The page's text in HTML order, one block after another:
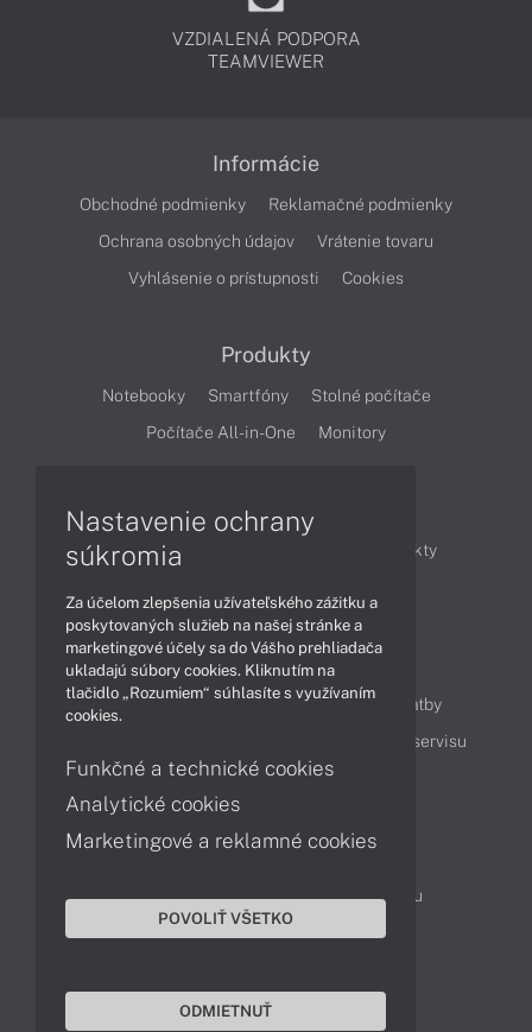
VZDIALENÁ PODPORA
TEAMVIEWER
Informácie
Obchodné podmienky
Reklamačné podmienky
Ochrana osobných údajov
Vrátenie tovaru
Vyhlásenie o prístupnosti
Cookies
Produkty
Notebooky Smartfóny
Stolné počítače
Počítače All-in-One
Monitory
Články
Obchodné informácie
Produkty
Obsah
Ako nakupovať
Možnosti doručenia a platby
Cenník servisu
Kontakty
Servisné oddelenie
Reklamácia tovaru
Nastavenie ochrany
súkromia
Za účelom zlepšenia užívateľského zážitku a
poskytovaných služieb na našej stránke a
marketingové účely sa do Vášho prehliadača
ukladajú súbory cookies. Kliknutím na
tlačidlo „Rozumiem“ súhlasíte s využívaním
cookies.
Funkčné a technické cookies
Analytické cookies
Marketingové a reklamné cookies
POVOLIŤ VŠETKO
ODMIETNUŤ